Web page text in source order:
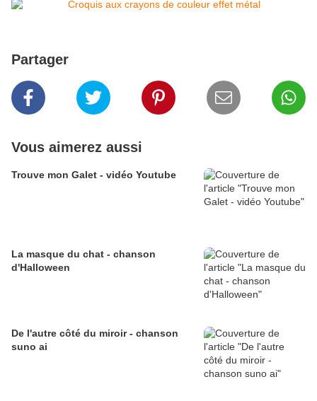
Partager
Vous aimerez aussi
Trouve mon Galet - vidéo Youtube
La masque du chat - chanson
d'Halloween
De l'autre côté du miroir - chanson
suno ai